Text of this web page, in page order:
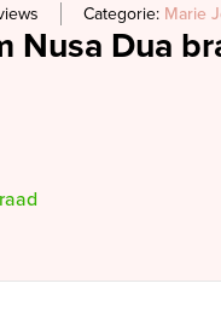
Categorie: Marie
Nusa Dua